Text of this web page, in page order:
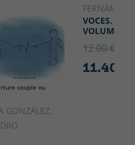
souple ou
GONZÁLEZ,
VOCES.
VOLUMEN I
12.00 €
11.40 €